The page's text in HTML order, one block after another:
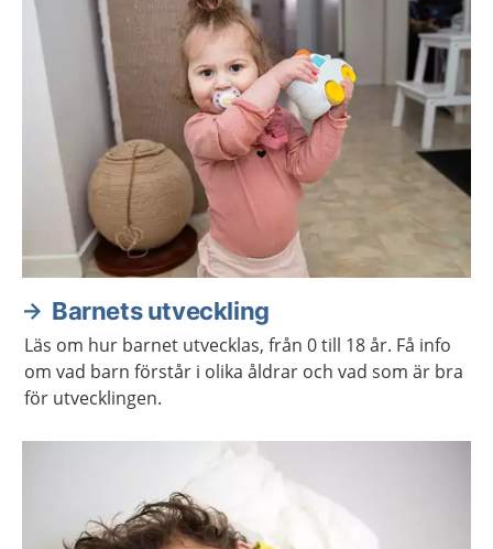
Barnets utveckling
Läs om hur barnet utvecklas, från 0 till 18 år. Få info
om vad barn förstår i olika åldrar och vad som är bra
för utvecklingen.